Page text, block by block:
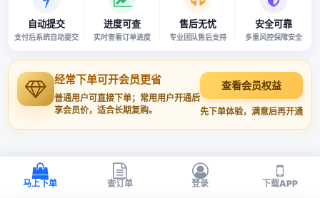
自动提交
支付后系统自动提交
进度可查
实时查看订单进度
售后无忧
专业团队售后支持
安全可靠
多重风控保障安全
经常下单可开会员更省
普通用户可直接下单；常用用户开通后
享会员价，适合长期复购。
查看会员权益
先下单体验，满意后再开通
马上下单 查订单 登录 下载APP